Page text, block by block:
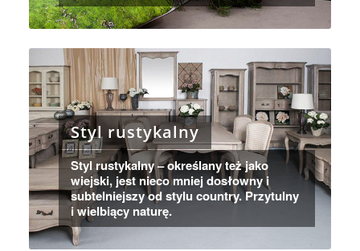
Styl rustykalny
Styl rustykalny – określany też jako
wiejski, jest nieco mniej dosłowny i
subtelniejszy od stylu country. Przytulny
i wielbiący naturę.